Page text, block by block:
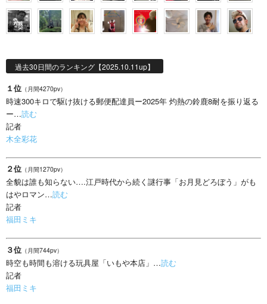
過去30日間のランキング【2025.10.11up】
１位 （月間4270pv）
時速300キロで駆け抜ける郵便配達員ー2025年 灼熱の鈴鹿8耐を振り返る
ー…読む
記者
木全彩花
２位 （月間1270pv）
全貌は誰も知らない….江戸時代から続く謎行事「お月見どろぼう」がも
はやロマン…読む
記者
福田ミキ
３位 （月間744pv）
時空も時間も溶ける玩具屋「いもや本店」…読む
記者
福田ミキ